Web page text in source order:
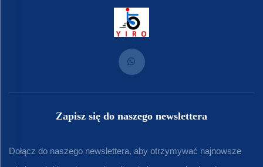
Zapisz się do naszego newslettera
Dołącz do naszego newslettera, aby otrzymywać najnowsze